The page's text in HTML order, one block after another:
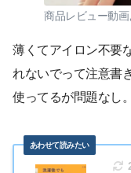
商品レビュー動画
薄くてアイロン不要
れないでって注意書
使ってるが問題なし